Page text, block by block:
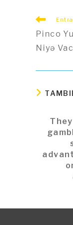
Leer
artículos
Pinco
Niyə